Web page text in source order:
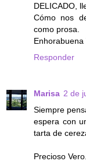
DELICADO,
Cómo nos
como prosa.
Enhorabuena
Responder
Marisa 2 de
Siempre
espera con
tarta de
Precioso Vero.